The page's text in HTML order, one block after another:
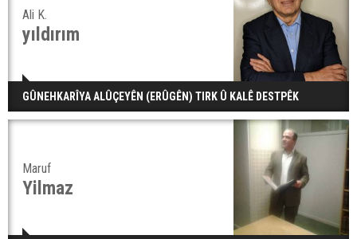
Ali K.
yıldırım
GÛNEHKARÎYA ALÛÇEYÊN (ERÛGÊN) TIRK Û KALÊ DESTPÊK
Maruf
Yilmaz